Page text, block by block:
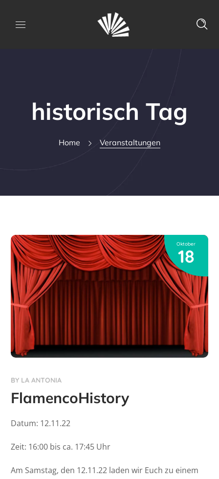
historisch Tag
Home Veranstaltungen
Oktober
18
BY LA ANTONIA
FlamencoHistory
Datum: 12.11.22
Zeit: 16:00 bis ca. 17:45 Uhr
Am Samstag, den 12.11.22 laden wir Euch zu einem